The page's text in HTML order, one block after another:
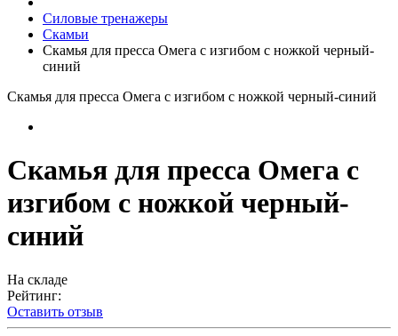
Силовые тренажеры
Скамьи
Скамья для пресса Омега с изгибом с ножкой черный-
синий
Скамья для пресса Омега с изгибом с ножкой черный-синий
Скамья для пресса Омега с
изгибом с ножкой черный-
синий
На складе
Рейтинг:
Оставить отзыв